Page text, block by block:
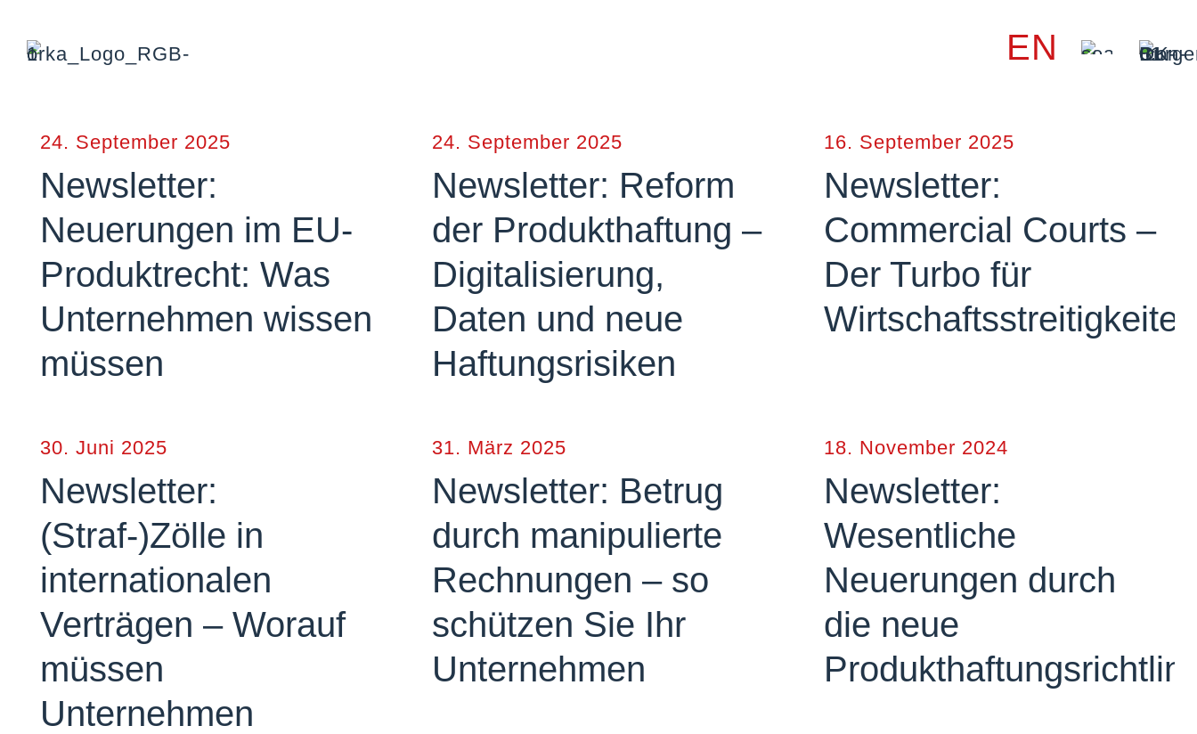
EN
24. September 2025
Newsletter:
Neuerungen im EU-
Produktrecht: Was
Unternehmen wissen
müssen
24. September 2025
Newsletter: Reform
der Produkthaftung –
Digitalisierung,
Daten und neue
Haftungsrisiken
16. September 2025
Newsletter:
Commercial Courts –
Der Turbo für
30. Juni 2025
Newsletter:
(Straf-)Zölle in
internationalen
Verträgen – Worauf
müssen
Unternehmen
31. März 2025
Newsletter: Betrug
durch manipulierte
Rechnungen – so
schützen Sie Ihr
Unternehmen
18. November 2024
Newsletter:
Wesentliche
Neuerungen durch
die neue